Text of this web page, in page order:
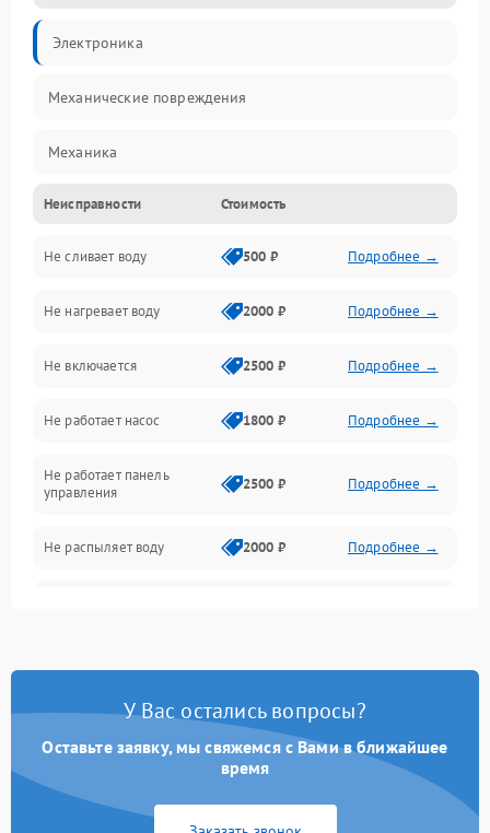
Электроника
Механические повреждения
Механика
Управление
Электропитание
Датчики
Нагрев
Вода
Гигиена
Программное обеспечение
Неисправности Стоимость
Не сливает воду 500 ₽ Подробнее →
Не нагревает воду 2000 ₽ Подробнее →
Не включается 2500 ₽ Подробнее →
Не работает насос 1800 ₽ Подробнее →
Не работает панель
управления
2500 ₽ Подробнее →
Не распыляет воду 2000 ₽ Подробнее →
Проблемы с набором
Не работает сушилка 2100 ₽ Подробнее →
Сбои в работе таймера 1700 ₽
У Вас остались вопросы?
Оставьте заявку, мы свяжемся с Вами в ближайшее
время